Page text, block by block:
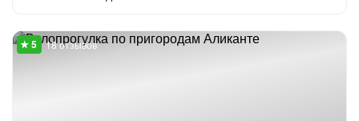
18 отзывов